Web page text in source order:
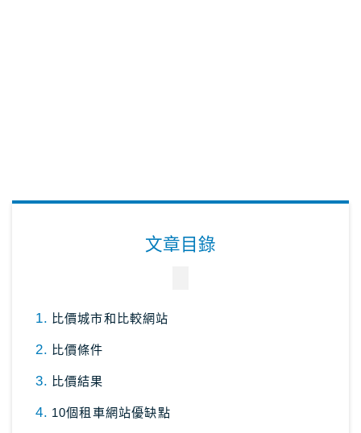
文章目錄
比價城市和比較網站
比價條件
比價結果
10個租車網站優缺點